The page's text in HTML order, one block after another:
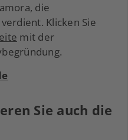
die
Klicken Sie
mit der
Sie auch die